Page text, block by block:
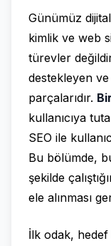
Günümüz
kimlik ve web
türevler
destekleyen
parçalarıdır.
kullanıcıya
SEO ile
Bu bölümde,
şekilde
ele alınması
İlk odak, hedef